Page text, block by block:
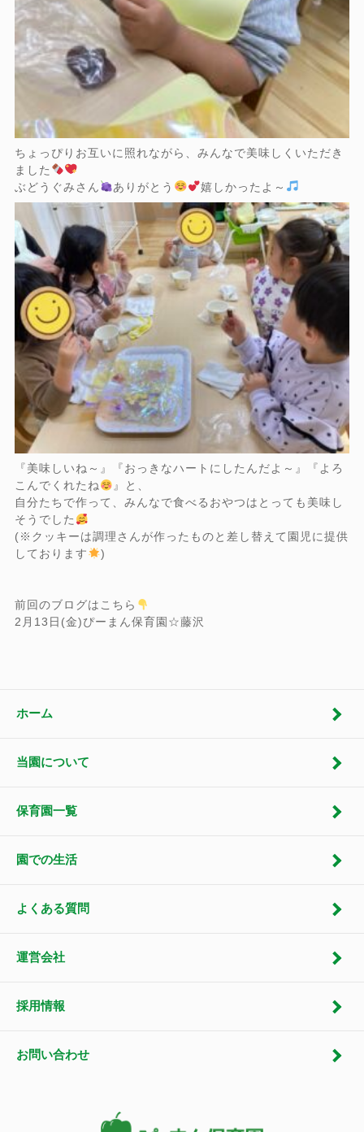
ちょっぴりお互いに照れながら、みんなで美味しくいただき
ました
ぶどうぐみさん
ありがとう 嬉しかったよ～
『美味しいね～』『おっきなハートにしたんだよ～』『よろ
こんでくれたね
』と、
自分たちで作って、みんなで食べるおやつはとっても美味し
そうでした
(※クッキーは調理さんが作ったものと差し替えて園児に提供
しております
)
前回のブログはこちら
2月13日(金)ぴーまん保育園☆藤沢
ホーム
当園について
保育園一覧
園での生活
よくある質問
運営会社
採用情報
お問い合わせ